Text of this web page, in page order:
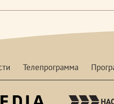
Телепрограмма